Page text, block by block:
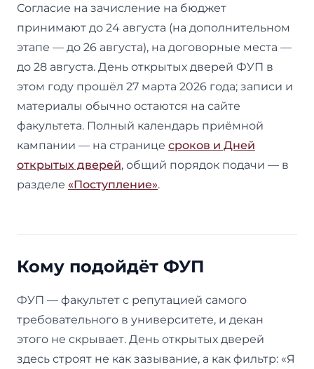
Согласие на зачисление на бюджет
принимают до 24 августа (на дополнительном
этапе — до 26 августа), на договорные места —
до 28 августа. День открытых дверей ФУП в
этом году прошёл 27 марта 2026 года; записи и
материалы обычно остаются на сайте
факультета. Полный календарь приёмной
кампании — на странице сроков и Дней
открытых дверей, общий порядок подачи — в
разделе «Поступление».
Кому подойдёт ФУП
ФУП — факультет с репутацией самого
требовательного в университете, и декан
этого не скрывает. День открытых дверей
здесь строят не как зазывание, а как фильтр: «Я